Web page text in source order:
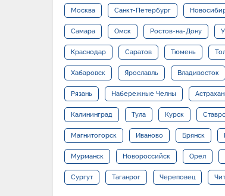
Москва Санкт-Петербург
Самара Омск Ростов-на-Дону
Краснодар Саратов Тюмень
Хабаровск Ярославль Владивосток
Рязань Набережные Челны
Калининград Тула Курск
Магнитогорск Иваново Брянск
Мурманск Новороссийск Орел
Сургут Таганрог Череповец